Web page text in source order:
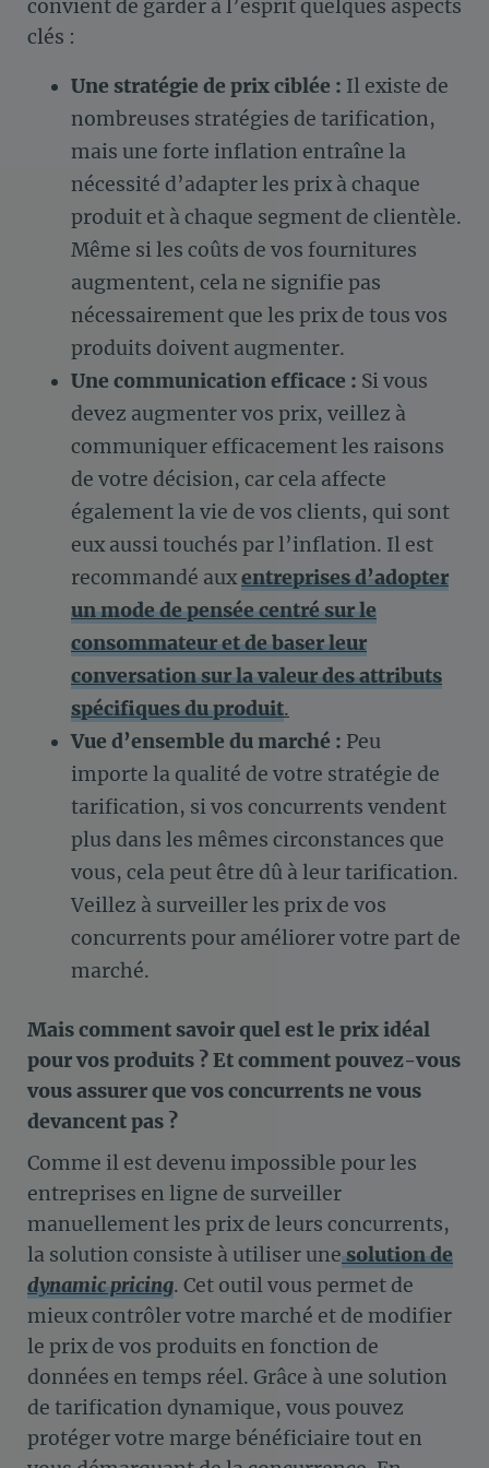
Notre plateforme vous permet d'adapter et de gérer vos
convient de garder à l’esprit quelques aspects
clés :
Une stratégie de prix ciblée : Il existe de
nombreuses stratégies de tarification,
mais une forte inflation entraîne la
nécessité d’adapter les prix à chaque
produit et à chaque segment de clientèle.
Même si les coûts de vos fournitures
augmentent, cela ne signifie pas
nécessairement que les prix de tous vos
produits doivent augmenter.
Une communication efficace : Si vous
devez augmenter vos prix, veillez à
communiquer efficacement les raisons
de votre décision, car cela affecte
également la vie de vos clients, qui sont
eux aussi touchés par l’inflation. Il est
recommandé auxentreprises d’adopter
un mode de pensée centré sur le
consommateur et de baser leur
conversation sur la valeur des attributs
spécifiques du produit.
Vue d’ensemble du marché : Peu
importe la qualité de votre stratégie de
tarification, si vos concurrents vendent
plus dans les mêmes circonstances que
vous, cela peut être dû à leur tarification.
Veillez à surveiller les prix de vos
concurrents pour améliorer votre part de
marché.
Mais comment savoir quel est le prix idéal
pour vos produits ? Et comment pouvez-vous
vous assurer que vos concurrents ne vous
devancent pas ?
Comme il est devenu impossible pour les
entreprises en ligne de surveiller
manuellement les prix de leurs concurrents,
la solution consiste à utiliser unesolution de
dynamic pricing. Cet outil vous permet de
mieux contrôler votre marché et de modifier
le prix de vos produits en fonction de
données en temps réel. Grâce à une solution
de tarification dynamique, vous pouvez
protéger votre marge bénéficiaire tout en